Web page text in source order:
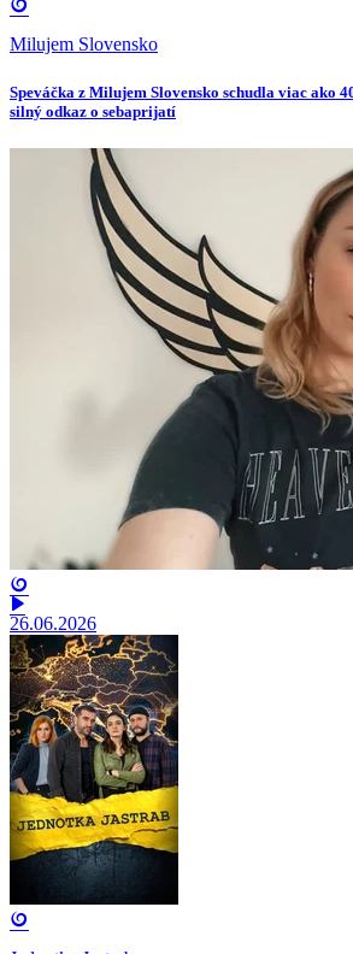
Milujem Slovensko
Speváčka z Milujem Slovensko schudla viac ako
silný odkaz o sebaprijatí
26.06.2026